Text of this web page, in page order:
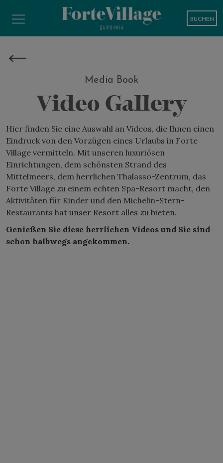
BUCHEN
Media Book
Video Gallery
Hier finden Sie eine Auswahl an Videos, die Ihnen einen
Eindruck von den Vorzügen eines Urlaubs in Forte
Village vermitteln. Mit unseren luxuriösen
Einrichtungen, dem schönsten Strand des
Mittelmeers, dem herrlichen Thalasso-Zentrum, das
Forte Village zu einem echten Spa-Resort macht, den
Aktivitäten für Kinder und den Michelin-Stern-
Restaurants hat unser Resort alles zu bieten.
Genießen Sie diese herrlichen Videos und Sie sind
schon halbwegs angekommen.